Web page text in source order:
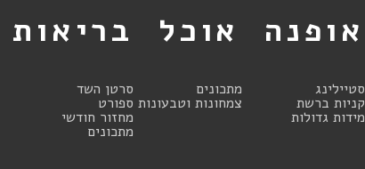
אופנה
סטיילינג
קניות ברשת
מידות גדולות
אוכל
מתכונים
צמחונות וטבעונות
בריאות
סרטן השד
ספורט
מחזור חודשי
מתכונים